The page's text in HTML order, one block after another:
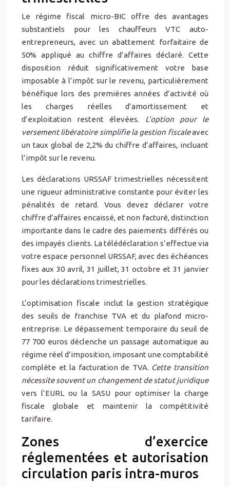
Le régime fiscal micro-BIC offre des avantages
substantiels pour les chauffeurs VTC auto-
entrepreneurs, avec un abattement forfaitaire de
50% appliqué au chiffre d’affaires déclaré. Cette
disposition réduit significativement votre base
imposable à l’impôt sur le revenu, particulièrement
bénéfique lors des premières années d’activité où
les charges réelles d’amortissement et
d’exploitation restent élevées. L’option pour le
versement libératoire simplifie la gestion fiscaleavec
un taux global de 2,2% du chiffre d’affaires, incluant
l’impôt sur le revenu.
Les déclarations URSSAF trimestrielles nécessitent
une rigueur administrative constante pour éviter les
pénalités de retard. Vous devez déclarer votre
chiffre d’affaires encaissé, et non facturé, distinction
importante dans le cadre des paiements différés ou
des impayés clients. La télédéclaration s’effectue via
votre espace personnel URSSAF, avec des échéances
fixes aux 30 avril, 31 juillet, 31 octobre et 31 janvier
pour les déclarations trimestrielles.
L’optimisation fiscale inclut la gestion stratégique
des seuils de franchise TVA et du plafond micro-
entreprise. Le dépassement temporaire du seuil de
77 700 euros déclenche un passage automatique au
régime réel d’imposition, imposant une comptabilité
complète et la facturation de TVA. Cette transition
nécessite souvent un changement de statut juridique
vers l’EURL ou la SASU pour optimiser la charge
fiscale globale et maintenir la compétitivité
tarifaire.
Zones d’exercice
réglementées et autorisation
circulation paris intra-muros